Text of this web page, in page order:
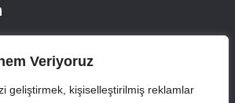
Veriyoruz
geliştirmek, kişiselleştirilmiş reklamlar